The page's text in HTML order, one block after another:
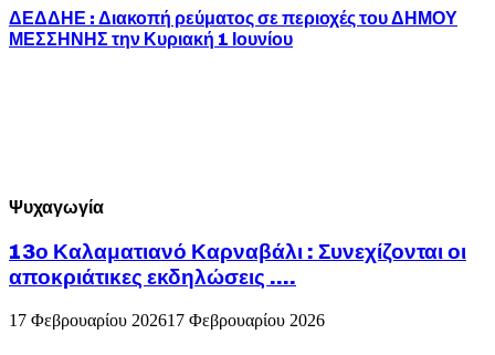
ΔΕΔΔΗΕ : Διακοπή ρεύματος σε περιοχές του ΔΗΜΟΥ
ΜΕΣΣΗΝΗΣ την Κυριακή 1 Ιουνίου
Ψυχαγωγία
13ο Καλαματιανό Καρναβάλι : Συνεχίζονται οι
αποκριάτικες εκδηλώσεις ….
17 Φεβρουαρίου 202617 Φεβρουαρίου 2026